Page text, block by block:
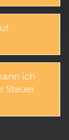
ich
Steuer